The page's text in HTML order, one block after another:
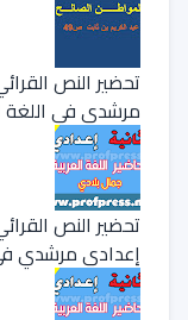
تحضير النص
مرشدي في اللغة
تحضير النص
إعدادي مرشدي في